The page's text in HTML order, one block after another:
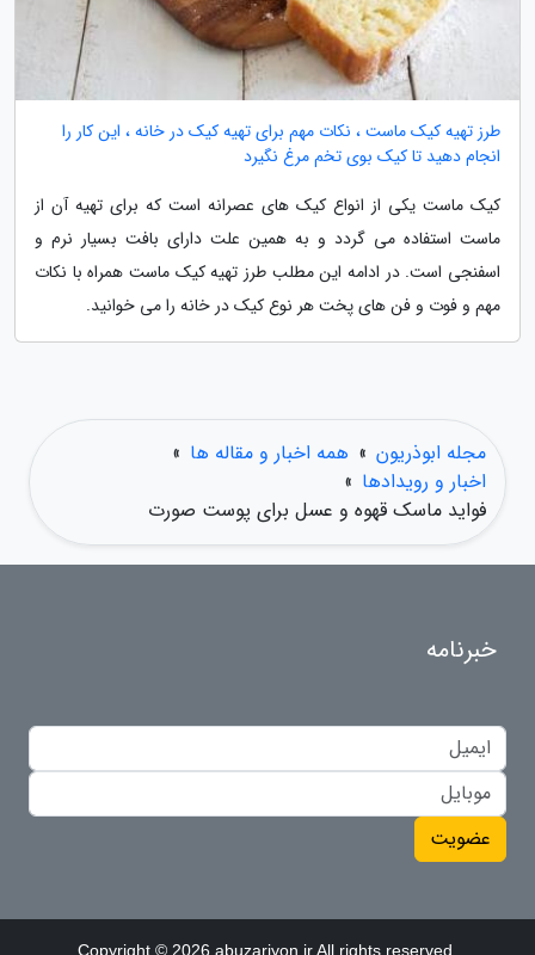
طرز تهیه کیک ماست ، نکات مهم برای تهیه کیک در خانه ، این کار را
انجام دهید تا کیک بوی تخم مرغ نگیرد
کیک ماست یکی از انواع کیک های عصرانه است که برای تهیه آن از
ماست استفاده می گردد و به همین علت دارای بافت بسیار نرم و
اسفنجی است. در ادامه این مطلب طرز تهیه کیک ماست همراه با نکات
مهم و فوت و فن های پخت هر نوع کیک در خانه را می خوانید.
مجله ابوذریون » همه اخبار و مقاله ها »
اخبار و رویدادها »
فواید ماسک قهوه و عسل برای پوست صورت
خبرنامه
عضویت
Copyright © 2026 abuzariyon.ir All rights reserved.